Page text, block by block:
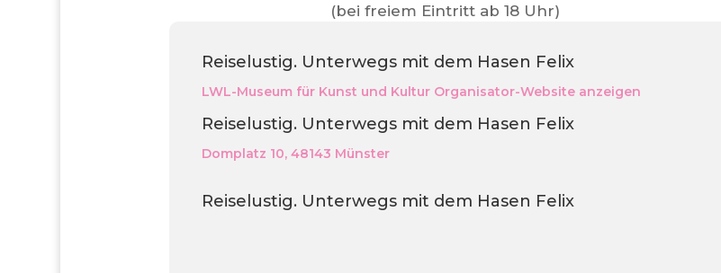
(bei freiem Eintritt ab 18 Uhr)
Reiselustig. Unterwegs mit dem Hasen Felix
LWL-Museum für Kunst und Kultur Organisator-Website anzeigen
Reiselustig. Unterwegs mit dem Hasen Felix
Domplatz 10, 48143 Münster
Reiselustig. Unterwegs mit dem Hasen Felix